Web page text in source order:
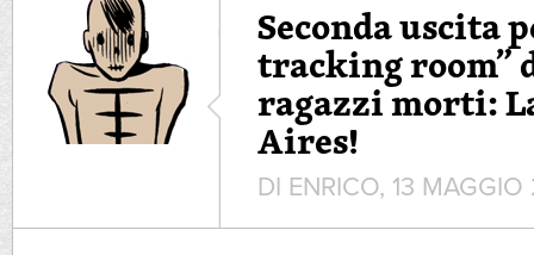
Seconda uscita
tracking room”
ragazzi morti:
Aires!
DI ENRICO, 13